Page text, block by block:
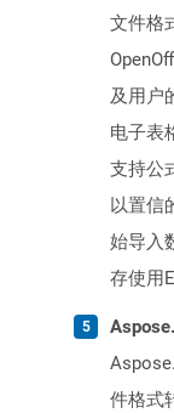
文件格
及用户
电子表
支持公
以置信
始导入
存使用
件格式